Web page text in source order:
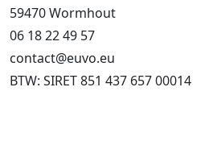
59470 Wormhout
06 18 22 49 57
contact@euvo.eu
BTW: SIRET 851 437 657 00014